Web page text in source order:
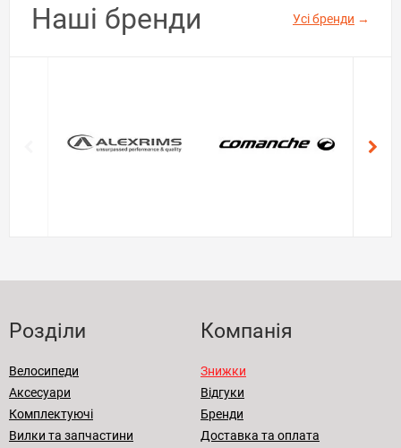
Наші бренди Усі бренди →
Розділи
Велосипеди
Аксесуари
Комплектуючі
Вилки та запчастини
Компанія
Знижки
Відгуки
Бренди
Доставка та оплата